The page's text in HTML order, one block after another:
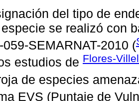
del tipo de
se realizó con
059-SEMARNAT-2010 (
estudios de Flores-
de especies
EVS (Puntaje de